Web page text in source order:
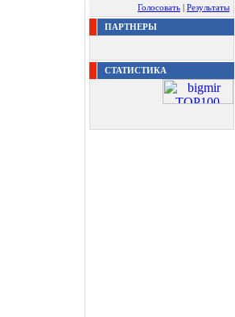
Голосовать | Результаты
ПАРТНЕРЫ
СТАТИСТИКА